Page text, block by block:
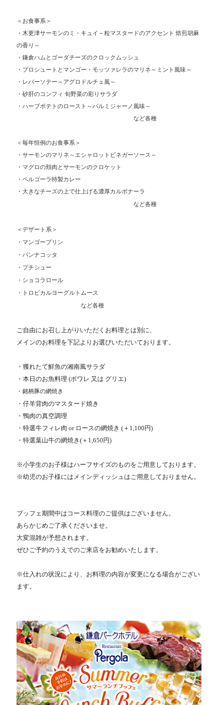
＜お食事系＞
・木更津サーモンのミ・キュイ～粒マスタードのアクセント 焙煎胡麻
の香り～
・鎌倉ハムとゴーダチーズのクロックムッシュ
・プロシュートとマンゴー・ モッツァレラのマリネ～ミント風味～
・レバーソテー～アグロドルチェ風～
・砂肝のコンフィ 旬野菜の彩りサラダ
・ハーブポテトのロースト～パルミジャーノ風味～
など各種
＜毎年恒例のお食事系＞
・サーモンのマリネ～エシャロットビネガーソース～
・マグロの頬肉とサーモンのクロケット
・ペルゴーラ特製カレー
・大きなチーズの上で仕上げる濃厚カルボナーラ
など各種
＜デザート系＞
・マンゴープリン
・パンナコッタ
・プチシュー
・ショコラロール
・トロピカルヨーグルトムース
など各種
ご自由にお召し上がりいただくお料理とは別に、
メインのお料理を下記よりお選びいただいております。
・獲れたて鮮魚の湘南風サラダ
・本日のお魚料理 (ポワレ 又は グリエ)
・銘柄豚の網焼き
・仔羊背肉のマスタード焼き
・鴨肉の真空調理
・特選牛フィレ肉 or ロースの網焼き (＋1,100円)
・特選葉山牛の網焼き(＋1,650円)
※小学生のお子様はハーフサイズのものをご用意しております。
※幼児のお子様にはメインディッシュはご用意しておりません。
ブッフェ期間中はコース料理のご提供はございません。
あらかじめご了承くださいませ。
大変混雑が予想されます。
ぜひご予約のうえでのご来店をお勧めいたします。
※仕入れの状況により、お料理の内容が変更になる場合がござい
ます。